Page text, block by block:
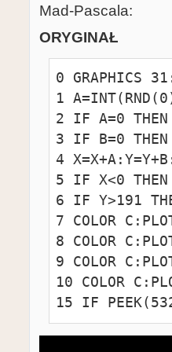
Mad-Pascala:
ORYGINAŁ
0 GRAPHICS
1
2 IF A=0
3 IF B=0
4
5 IF X<0
6 IF Y>191
7 COLOR
8 COLOR
9 COLOR
10 COLOR
15 IF